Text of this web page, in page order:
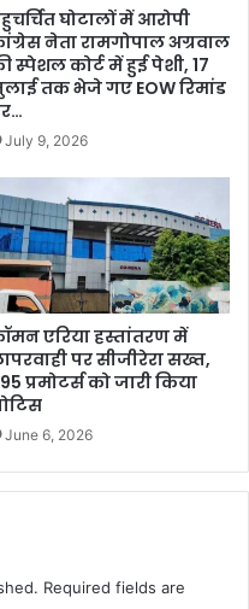
घोटालों में आरोपी
नेता रामगोपाल अग्रवाल
स्पेशल कोर्ट में हुई पेशी, 17
तक भेजे गए EOW रिमांड
July 9, 2026
एरिया हस्तांतरण में
पर सीजीरेरा सख्त,
प्रमोटर्स को जारी किया
June 6, 2026
Required fields are